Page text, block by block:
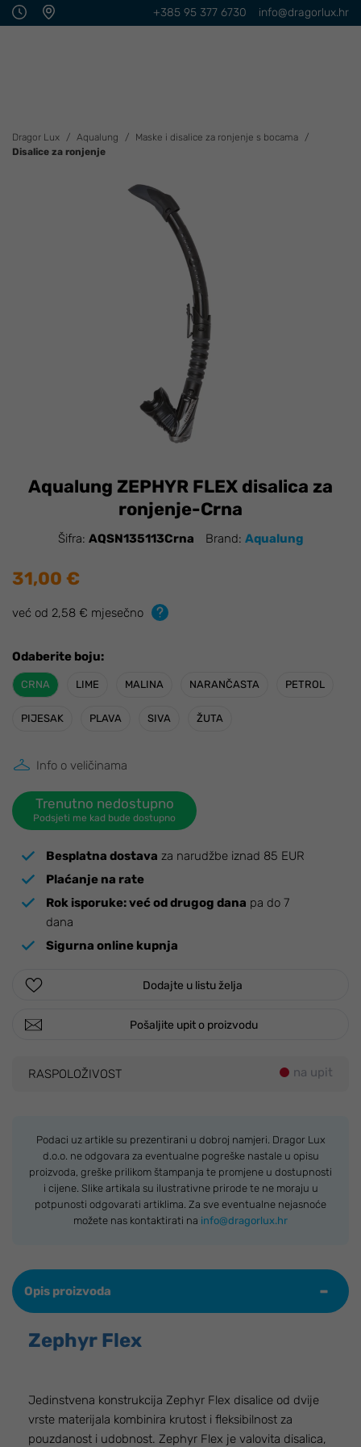
info@dragorlux.hr
+385 95 377 6730
Dragor Lux Aqualung
Maske i disalice za ronjenje s bocama
Disalice za ronjenje
Aqualung ZEPHYR FLEX disalica za
ronjenje-Crna
Šifra: AQSN135113Crna Brand: Aqualung
31,00 €
već od 2,58 € mjesečno
Odaberite boju:
CRNA LIME MALINA NARANČASTA PETROL
PIJESAK PLAVA SIVA ŽUTA
Info o veličinama
Trenutno nedostupno
Podsjeti me kad bude dostupno
Besplatna dostava za narudžbe iznad 85 EUR
Plaćanje na rate
Rok isporuke:već od drugog dana pa do 7
dana
Sigurna online kupnja
Dodajte u listu želja
Pošaljite upit o proizvodu
RASPOLOŽIVOST na upit
Podaci uz artikle su prezentirani u dobroj namjeri. Dragor Lux
d.o.o. ne odgovara za eventualne pogreške nastale u opisu
proizvoda, greške prilikom štampanja te promjene u dostupnosti
i cijene. Slike artikala su ilustrativne prirode te ne moraju u
potpunosti odgovarati artiklima. Za sve eventualne nejasnoće
možete nas kontaktirati na info@dragorlux.hr
Opis proizvoda
Zephyr Flex
Jedinstvena konstrukcija Zephyr Flex disalice od dvije
vrste materijala kombinira krutost i fleksibilnost za
pouzdanost i udobnost. Zephyr Flex je valovita disalica,